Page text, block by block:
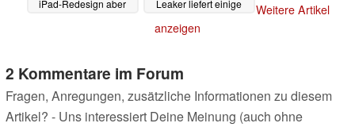
iPad-Redesign aber
Leaker liefert einige
Weitere Artikel
anzeigen
2 Kommentare im Forum
Fragen, Anregungen, zusätzliche Informationen zu diesem
Artikel? - Uns interessiert Deine Meinung (auch ohne